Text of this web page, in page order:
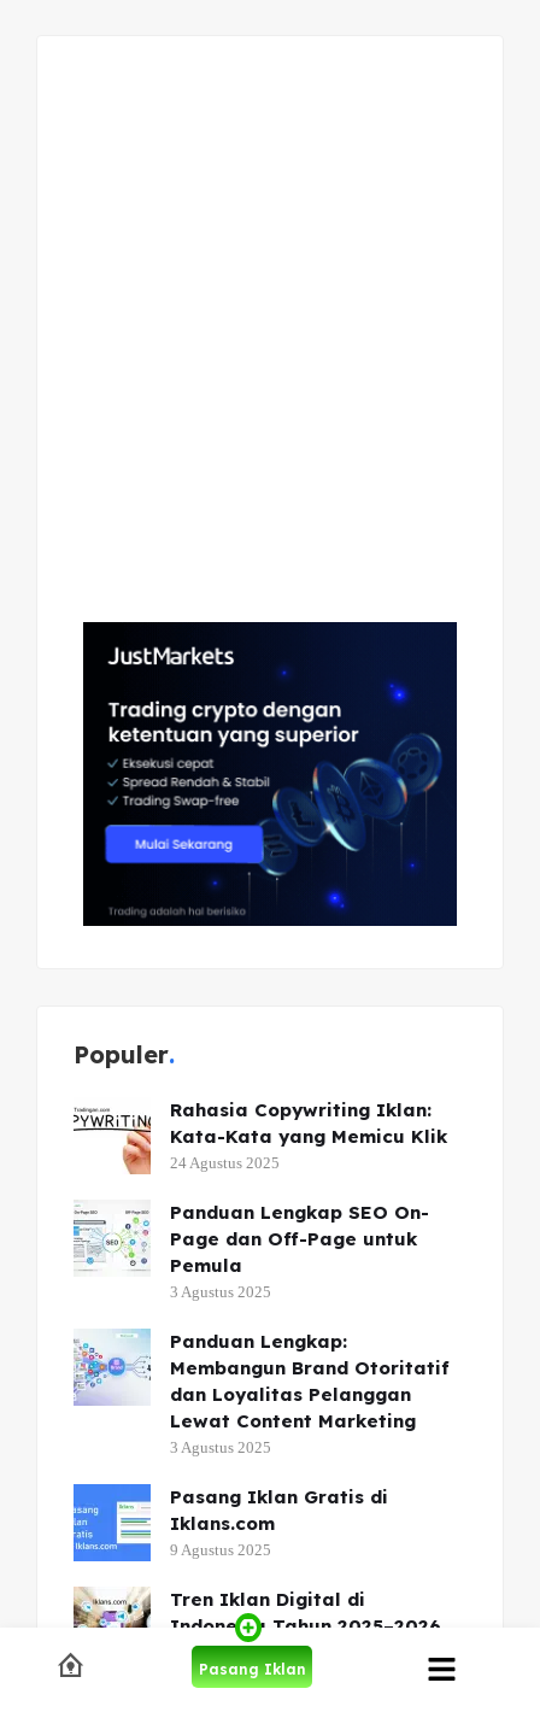
Populer
Rahasia Copywriting Iklan:
Kata-Kata yang Memicu Klik
24 Agustus 2025
Panduan Lengkap SEO On-
Page dan Off-Page untuk
Pemula
3 Agustus 2025
Panduan Lengkap:
Membangun Brand Otoritatif
dan Loyalitas Pelanggan
Lewat Content Marketing
3 Agustus 2025
Pasang Iklan Gratis di
Iklans.com
9 Agustus 2025
Tren Iklan Digital di
Indonesia Tahun 2025–2026
16 Agustus 2025
Pasang Iklan